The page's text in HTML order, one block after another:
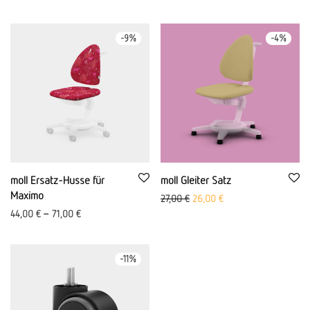
-9%
moll Ersatz-Husse für
Maximo
44,00 € – 71,00 €
-4%
moll Gleiter Satz
27,00€ Ursprünglicher Preis war:
26,00 €Aktueller Preis ist:
-11%